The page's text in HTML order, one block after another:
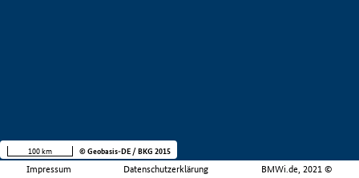
Impressum Datenschutzerklärung BMWi.de, 2021 ©
100 km © Geobasis-DE / BKG 2015